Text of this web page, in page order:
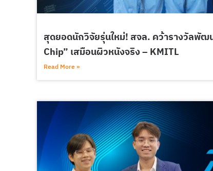
สุดยอดนักวิจัยรุ่นใหม่! สจล. คว้ารางวัลพัฒ
Chip” เสมือนผิวหนังจริง – KMITL
Read More »